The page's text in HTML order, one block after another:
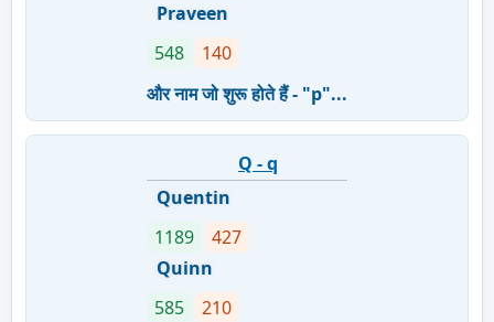
Praveen
548
140
और नाम जो शुरू होते हैं - "p"...
Q - q
Quentin
1189
427
Quinn
585
210